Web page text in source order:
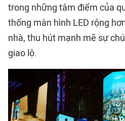
trong những tâm điểm của
thống màn hình LED rộng
nhà, thu hút mạnh mẽ sự
giao lộ.